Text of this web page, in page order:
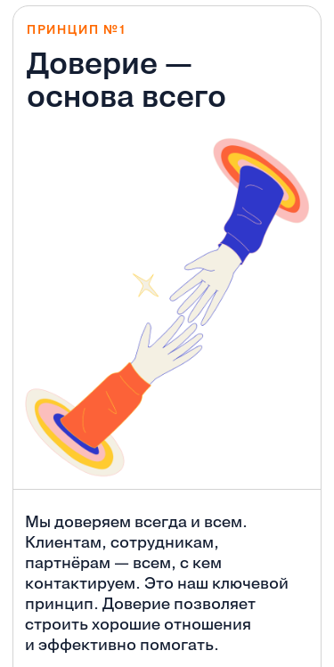
ПРИНЦИП №1
Доверие —
основа всего
Мы доверяем всегда и всем.
Клиентам, сотрудникам,
партнёрам — всем, с кем
контактируем. Это наш ключевой
принцип. Доверие позволяет
строить хорошие отношения
и эффективно помогать.